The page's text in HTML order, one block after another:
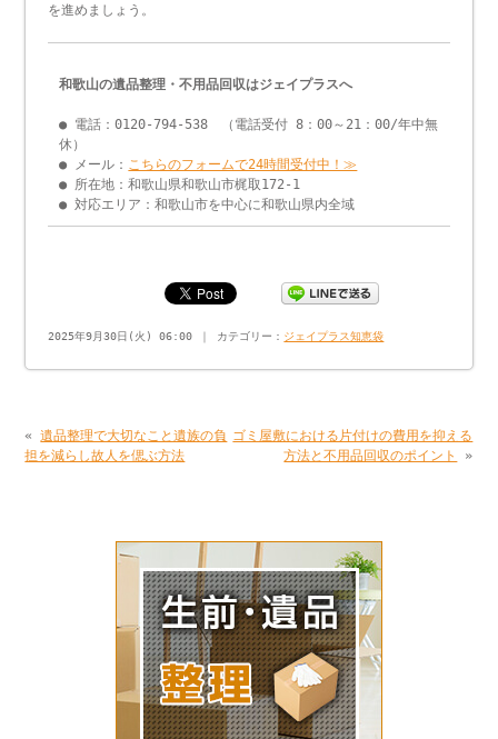
を進めましょう。
和歌山の遺品整理・不用品回収はジェイプラスへ
● 電話：0120-794-538 （電話受付 8：00～21：00/年中無
休）
● メール： こちらのフォームで24時間受付中！≫
● 所在地：和歌山県和歌山市梶取172-1
● 対応エリア：和歌山市を中心に和歌山県内全域
2025年9月30日(火) 06:00 ｜ カテゴリー： ジェイプラス知恵袋
«遺品整理で大切なこと遺族の負
担を減らし故人を偲ぶ方法
ゴミ屋敷における片付けの費用を抑える
方法と不用品回収のポイント
»